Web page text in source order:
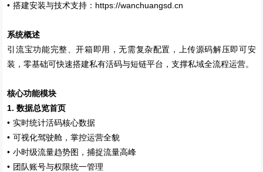
• 搭建安装与技术支持： https://wanchuangsd.cn
系统概述
引流宝功能完整、开箱即用，无需复杂配置，上传源码解压即可安
装，零基础可快速搭建私有活码与短链平台，支撑私域全流程运营。
核心功能模块
1.数据总览首页
• 实时统计活码核心数据
• 可视化驾驶舱，掌控运营全貌
• 小时级流量趋势图，捕捉流量高峰
• 团队账号与权限统一管理